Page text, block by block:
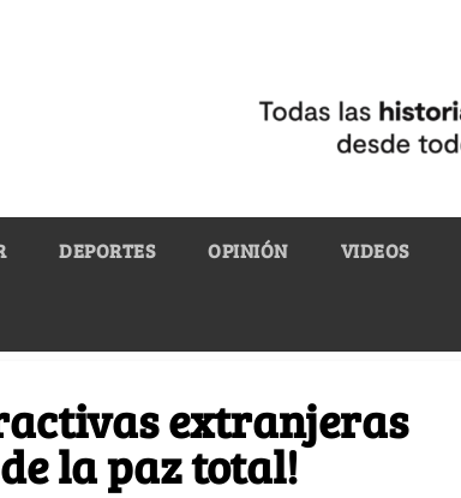
DEPORTES OPINIÓN VIDEOS
extranjeras
la paz total!